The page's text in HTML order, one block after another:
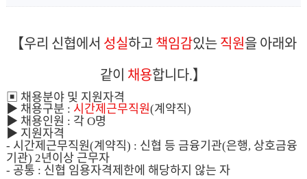
【우리 신협에서 성실하고책임감있는직원을 아래와
같이 채용합니다.】
▣ 채용분야 및 지원자격
▶ 채용구분 : 시간제근무직원(계약직)
▶ 채용인원 : 각O명
▶ 지원자격
- 시간제근무직원(계약직) : 신협 등 금융기관(은행, 상호금융
기관) 2년이상 근무자
- 공통 : 신협 임용자격제한에 해당하지 않는 자